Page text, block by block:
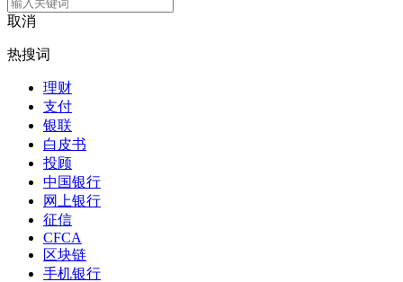
取消
热搜词
理财
支付
银联
白皮书
投顾
中国银行
网上银行
征信
CFCA
区块链
手机银行